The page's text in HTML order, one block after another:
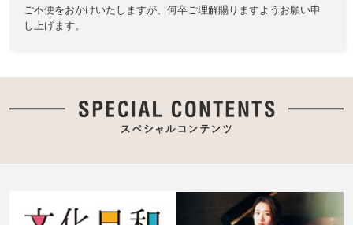
ご不便をおかけいたしますが、何卒ご理解賜りますようお願い申
し上げます。